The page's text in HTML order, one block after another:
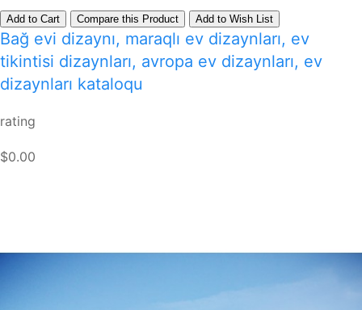
Add to Cart Compare this Product Add to Wish List
Bağ evi dizaynı, maraqlı ev dizaynları, ev
tikintisi dizaynları, avropa ev dizaynları, ev
dizaynları kataloqu
rating
$0.00